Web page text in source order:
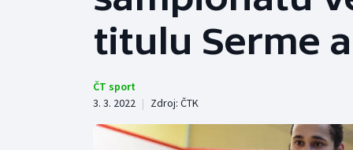
Atletika
Biatlon
titulu Serme
ČT sport
3. 3. 2022 | Zdroj: ČTK